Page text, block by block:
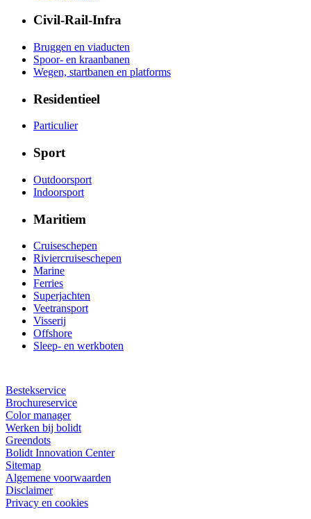
Civil-Rail-Infra
Bruggen en viaducten
Spoor- en kraanbanen
Wegen, startbanen en platforms
Residentieel
Particulier
Sport
Outdoorsport
Indoorsport
Maritiem
Cruiseschepen
Riviercruiseschepen
Marine
Ferries
Superjachten
Veetransport
Visserij
Offshore
Sleep- en werkboten
Bestekservice
Brochureservice
Color manager
Werken bij bolidt
Greendots
Bolidt Innovation Center
Sitemap
Algemene voorwaarden
Disclaimer
Privacy en cookies